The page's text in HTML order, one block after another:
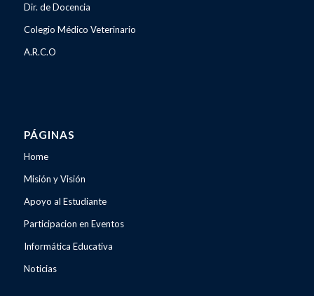
Dir. de Docencia
Colegio Médico Veterinario
A.R.C.O
PÁGINAS
Home
Misión y Visión
Apoyo al Estudiante
Participacion en Eventos
Informática Educativa
Noticias